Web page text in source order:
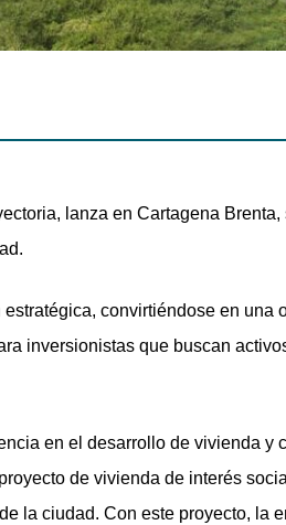
lanza en Cartagena
convirtiéndose en una
inversionistas que buscan
en el desarrollo de vivienda y
de vivienda de interés
la ciudad. Con este proyecto, la